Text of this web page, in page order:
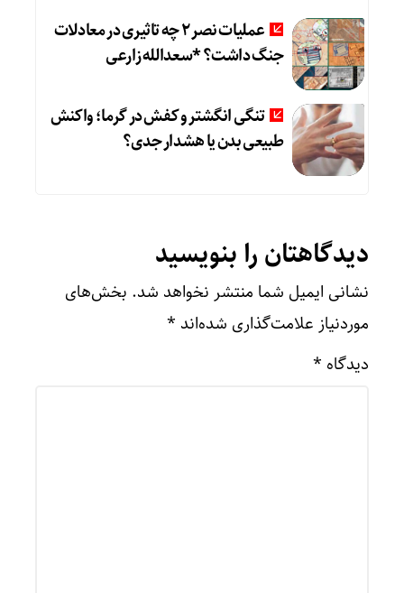
عملیات نصر ۲ چه تاثیری در معادلات
جنگ داشت؟ *سعدالله زارعی
تنگی انگشتر و کفش در گرما؛ واکنش
طبیعی بدن یا هشدار جدی؟
دیدگاهتان را بنویسید
نشانی ایمیل شما منتشر نخواهد شد. بخش‌های
موردنیاز علامت‌گذاری شده‌اند *
دیدگاه *